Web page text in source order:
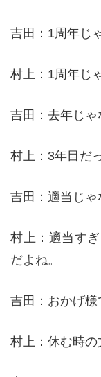
吉田：1周年じ
村上：1周年じ
吉田：去年じゃ
村上：3年目だ
吉田：適当じゃ
村上：適当す
だよね。
吉田：おかげ様
村上：休む時の